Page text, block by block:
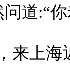
:“你
上海